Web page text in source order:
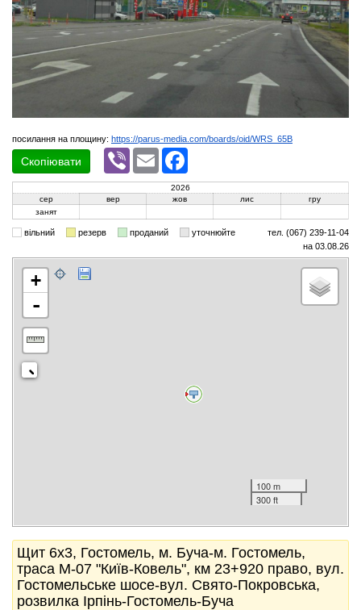
посилання на площину: https://parus-media.com/boards/oid/WRS_65B
Скопіювати
Viber Email
2026
сер
вер жов лис
гру
занят
вільний резерв проданий уточнюйте
тел. (067) 239-11-04
на 03.08.26
+
-
100 m
300 ft
Щит 6x3, Гостомель, м. Буча-м. Гостомель,
траса М-07 "Київ-Ковель", км 23+920 право, вул.
Гостомельське шосе-вул. Свято-Покровська,
розвилка Ірпінь-Гостомель-Буча